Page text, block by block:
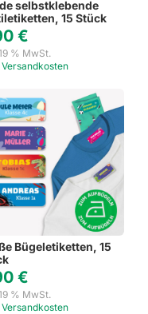
selbstklebende
15 Stück
€
% MwSt.
Versandkosten
Bügeletiketten, 15
€
% MwSt.
Versandkosten